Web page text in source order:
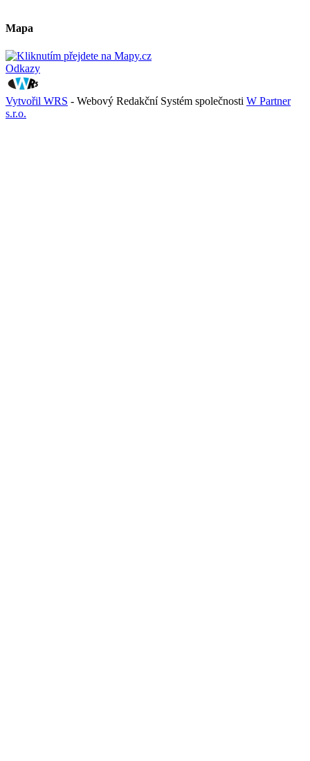
Mapa
Odkazy
Vytvořil WRS - Webový Redakční Systém společnosti W Partner
s.r.o.